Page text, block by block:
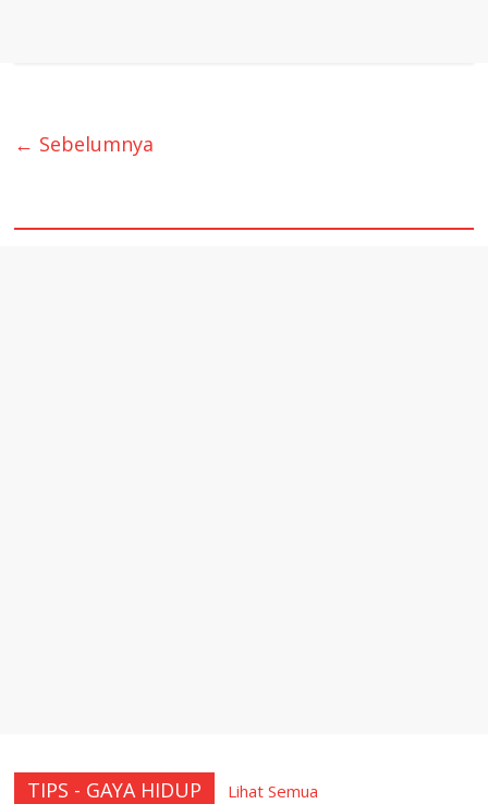
← Sebelumnya
TIPS - GAYA HIDUP Lihat Semua